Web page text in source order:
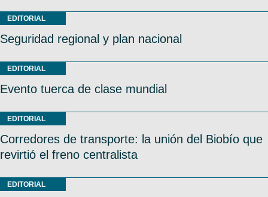
EDITORIAL
Seguridad regional y plan nacional
EDITORIAL
Evento tuerca de clase mundial
EDITORIAL
Corredores de transporte: la unión del Biobío que
revirtió el freno centralista
EDITORIAL